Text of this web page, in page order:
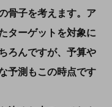
骨子を考えます。ア
ターゲットを対象に
ろんですが、予算や
予測もこの時点です